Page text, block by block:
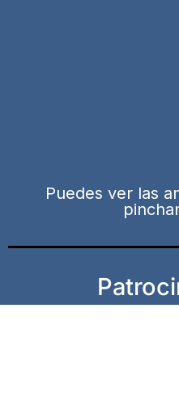
Puedes ver las